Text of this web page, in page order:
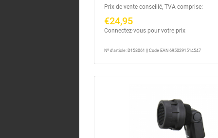
Prix de vente conseillé, TVA comprise:
€24,95
Connectez-vous pour votre prix
Nº d'article: D158061 || Code EAN 6950291514547